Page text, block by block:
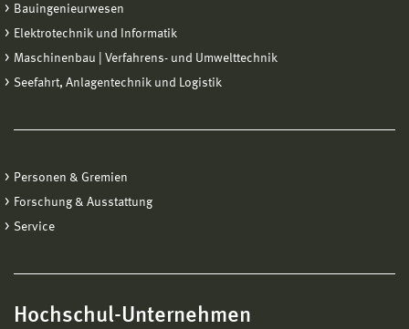
Bauingenieurwesen
Elektrotechnik und Informatik
Maschinenbau | Verfahrens- und Umwelttechnik
Seefahrt, Anlagentechnik und Logistik
Personen & Gremien
Forschung & Ausstattung
Service
Hochschul-Unternehmen